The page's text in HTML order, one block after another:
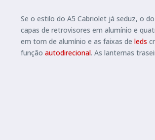
Se o estilo do A5 Cabriolet já seduz, o
capas de retrovisores em alumínio e
em tom de alumínio e as faixas de leds
função autodirecional. As lanternas